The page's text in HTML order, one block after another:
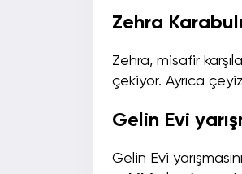
Zehra
Zehra, misafir
çekiyor. Ayrıca
Gelin Evi
Gelin Evi